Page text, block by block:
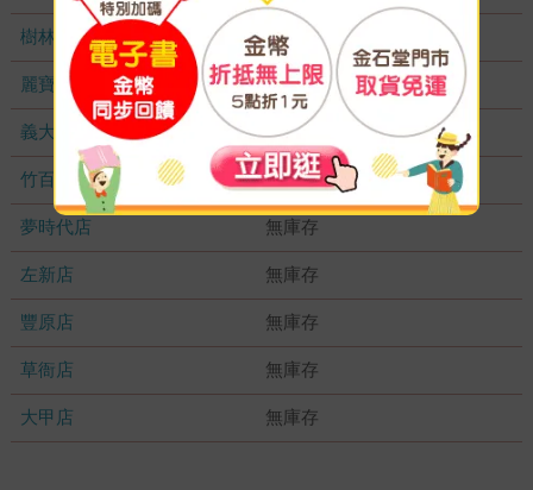
樹林店 無庫存
麗寶店 無庫存
義大店 無庫存
竹百店 無庫存
夢時代店 無庫存
左新店 無庫存
豐原店 無庫存
草衙店 無庫存
大甲店 無庫存